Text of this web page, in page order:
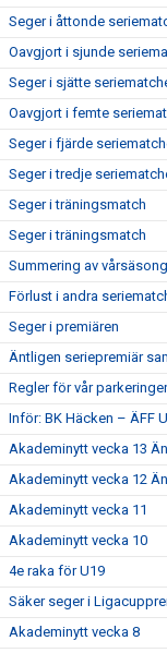
Seger i åttonde
Oavgjort i sjunde
Seger i sjätte
Oavgjort i femte
Seger i fjärde
Seger i tredje
Seger i träningsmatch
Seger i träningsmatch
Summering av
Förlust i andra
Seger i premiären
Äntligen seriepremiär
Regler för vår
Inför: BK Häcken – ÄFF
Akademinytt vecka 13
Akademinytt vecka 12
Akademinytt vecka 11
Akademinytt vecka 10
4e raka för U19
Säker seger i
Akademinytt vecka 8